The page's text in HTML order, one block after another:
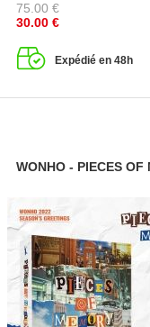
75.00 €
30.00 €
Expédié en 48h
WONHO - PIECES OF